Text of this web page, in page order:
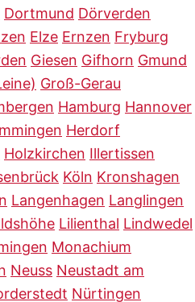
Dortmund Dörverden
Elze Ernzen Fryburg
Giesen Gifhorn Gmund
Groß-Gerau
Hamburg Hannover
Herdorf
Holzkirchen Illertissen
Köln Kronshagen
Langenhagen Langlingen
Lilienthal Lindwedel
Monachium
Neuss Neustadt am
Nürtingen